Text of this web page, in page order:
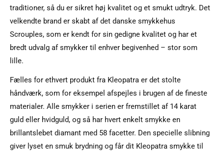
traditioner, så du er sikret høj kvalitet og et smukt udtryk. Det
velkendte brand er skabt af det danske smykkehus
Scrouples, som er kendt for sin gedigne kvalitet og har et
bredt udvalg af smykker til enhver begivenhed – stor som
lille.
Fælles for ethvert produkt fra Kleopatra er det stolte
håndværk, som for eksempel afspejles i brugen af de fineste
materialer. Alle smykker i serien er fremstillet af 14 karat
guld eller hvidguld, og så har hvert enkelt smykke en
brillantslebet diamant med 58 facetter. Den specielle slibning
giver lyset en smuk brydning og får dit Kleopatra smykke til